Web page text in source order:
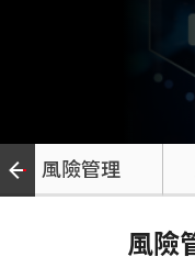
風險管理
風險